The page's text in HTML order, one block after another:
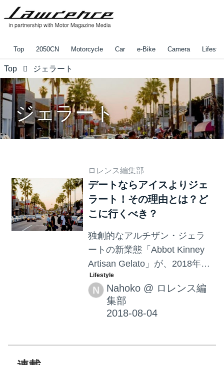
Top 2050CN Motorcycle Car e-Bike Camera
Top ジェラート
ジェラート
ロレンス編集部
デートならアイスよりジェ
ラート！その理由とは？ど
こに行くべき？
独創的なアルチザン・ジェラ
ートの新業態「Abbot Kinney
Artisan Gelato」が、2018年8
月8日（水曜日）に渋谷区幡ヶ
谷にグランドオープンしま
す！この季節、デートにアイ
ス屋さんに立ち寄る方も多い
って。ジェラート屋さんに連
N Nahoko @ ロレンス編
集部